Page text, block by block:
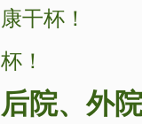
干杯！
！
院、外